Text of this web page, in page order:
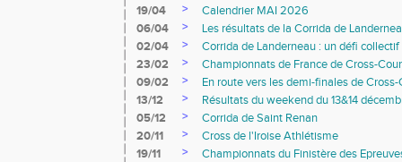
19/04
>
Calendrier MAI 2026
06/04
>
Les résultats de la Corrida de
02/04
>
Corrida de Landerneau : un défi
23/02
>
Championnats de France de Cross-
09/02
>
En route vers les demi-finales de
13/12
>
Résultats du weekend du 13&14
05/12
>
Corrida de Saint Renan
20/11
>
Cross de l'Iroise Athlétisme
19/11
>
Championnats du Finistère des